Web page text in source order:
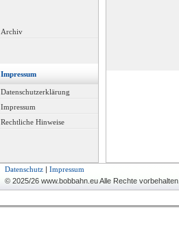
Archiv
Impressum
Datenschutzerklärung
Impressum
Rechtliche Hinweise
Datenschutz | Impressum
© 2025/26 www.bobbahn.eu Alle Rechte vorbehalten.